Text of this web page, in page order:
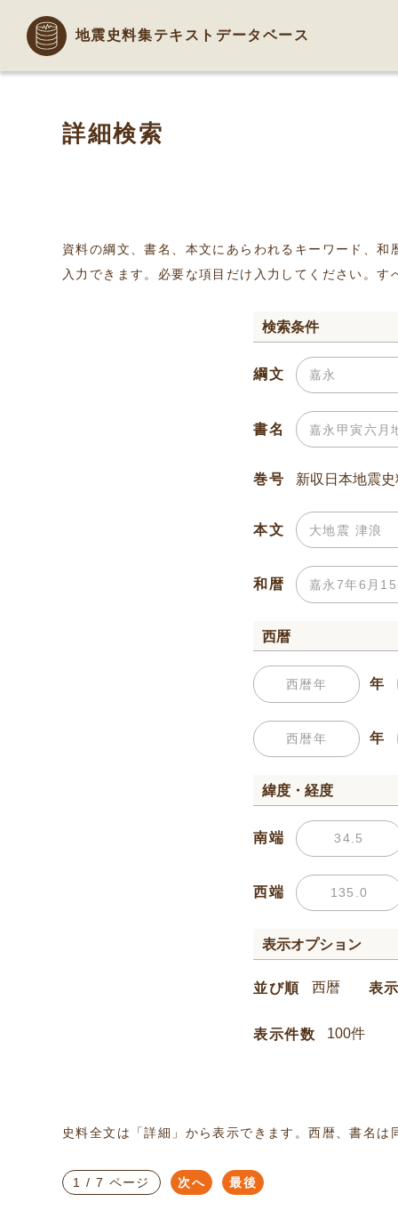
地震史料集テキストデータベース
詳細検索
資料の綱文、書名、本文にあらわれるキーワード、
入力できます。必要な項目だけ入力してください。
検索条件
綱文
書名
巻号
本文
和暦
西暦
年
年
緯度・経度
南端
西端
表示オプション
並び順 表
表示件数
史料全文は「詳細」から表示できます。西暦、書名
1 / 7 ページ 次へ 最後